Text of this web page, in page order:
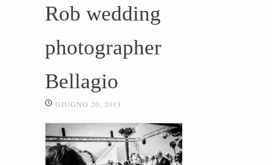
Rob wedding
photographer
Bellagio
GIUGNO 20, 2013